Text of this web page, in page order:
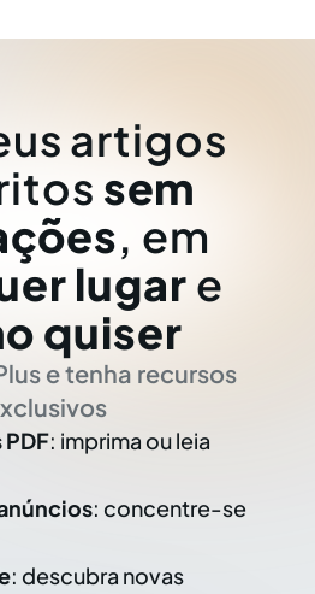
artigos
sem
, em
lugar e
quiser
e tenha recursos
: imprima ou leia
: concentre-se
: descubra novas